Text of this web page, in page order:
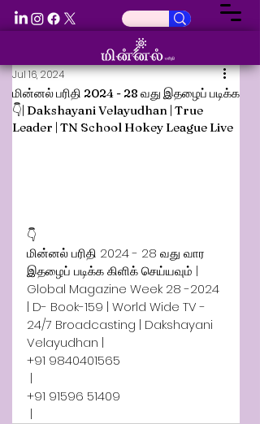
மின்னல் பரிதி 2024 - 28 வது இதழைப் படிக்க
👇| Dakshayani Velayudhan | True
Leader | TN School Hokey League Live
Jul 16, 2024
👇
மின்னல் பரிதி 2024 - 28 வது வார
இதழைப் படிக்க கிளிக் செய்யவும் |
Global Magazine Week 28 -2024
| D- Book-159 | World Wide TV -
24/7 Broadcasting | Dakshayani
Velayudhan |
+91 9840401565
|
+91 91596 51409
|